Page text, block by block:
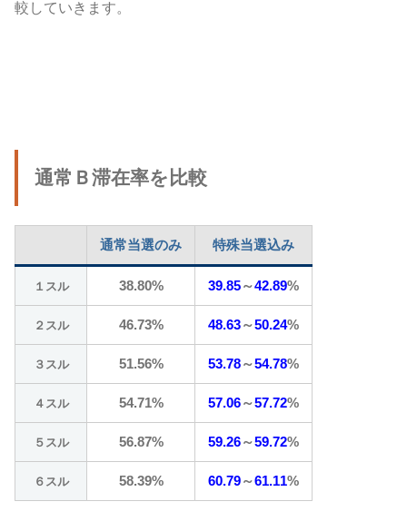
較していきます。
通常Ｂ滞在率を比較
通常当選のみ 特殊当選込み
１スル 38.80% 39.85～42.89%
２スル 46.73% 48.63～50.24%
３スル 51.56% 53.78～54.78%
４スル 54.71% 57.06～57.72%
５スル 56.87% 59.26～59.72%
６スル 58.39% 60.79～61.11%